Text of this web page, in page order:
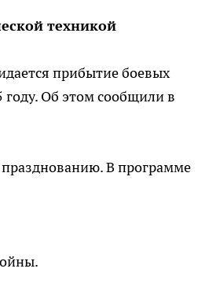
техникой
прибытие боевых
Об этом сообщили в
В программе